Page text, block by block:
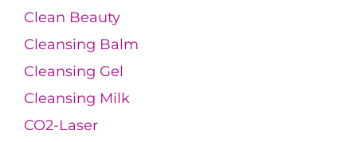
Clean Beauty
Cleansing Balm
Cleansing Gel
Cleansing Milk
CO2-Laser